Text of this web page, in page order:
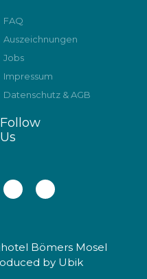
FAQ
Auszeichnungen
Jobs
Impressum
Datenschutz & AGB
Follow
Us
F
c
o
k
-
f
I
s
a
m
Bömers Mosel
by Ubik